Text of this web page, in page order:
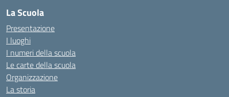
La Scuola
Presentazione
I luoghi
I numeri della scuola
Le carte della scuola
Organizzazione
La storia